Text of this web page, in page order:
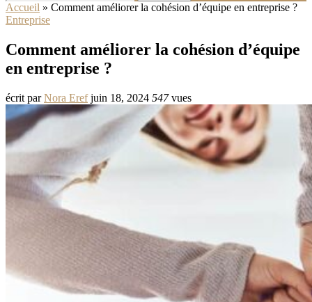
Accueil » Comment améliorer la cohésion d’équipe en entreprise ?
Entreprise
Comment améliorer la cohésion d’équipe
en entreprise ?
écrit parNora Eref juin 18, 2024 547vues